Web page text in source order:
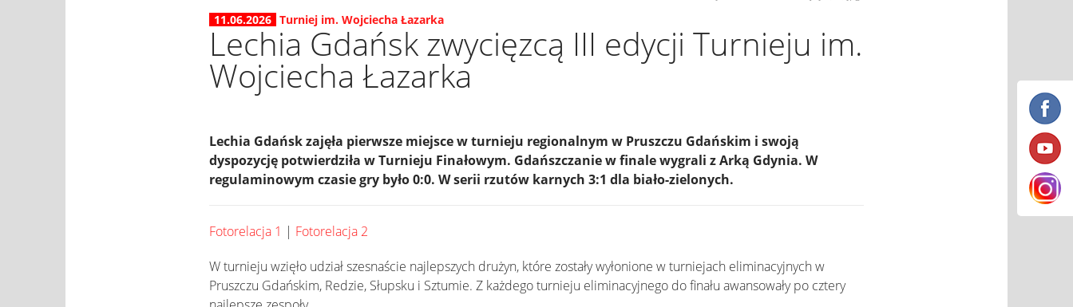
11.06.2026 Turniej im. Wojciecha Łazarka
Lechia Gdańsk zwycięzcą III edycji Turnieju im.
Wojciecha Łazarka
Lechia Gdańsk zajęła pierwsze miejsce w turnieju regionalnym w Pruszczu Gdańskim i swoją
dyspozycję potwierdziła w Turnieju Finałowym. Gdańszczanie w finale wygrali z Arką Gdynia. W
regulaminowym czasie gry było 0:0. W serii rzutów karnych 3:1 dla biało-zielonych.
Fotorelacja 1 | Fotorelacja 2
W turnieju wzięło udział szesnaście najlepszych drużyn, które zostały wyłonione w turniejach eliminacyjnych w
Pruszczu Gdańskim, Redzie, Słupsku i Sztumie. Z każdego turnieju eliminacyjnego do finału awansowały po cztery